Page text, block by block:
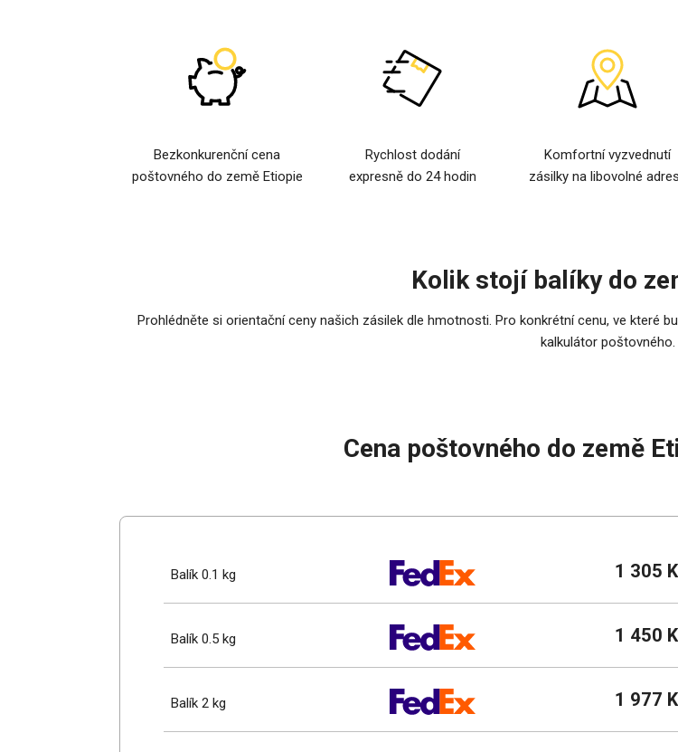
Bezkonkurenční cena
poštovného do země Etiopie
Rychlost dodání
expresně do 24 hodin
Komfortní vyzvednutí
zásilky na libovolné
Kolik stojí balíky do
Prohlédněte si orientační ceny našich zásilek dle hmotnosti. Pro konkrétní cenu, ve které
kalkulátor poštovného.
Cena poštovného do země
Balík 0.1 kg 1 305
Balík 0.5 kg 1 450
Balík 2 kg 1 977